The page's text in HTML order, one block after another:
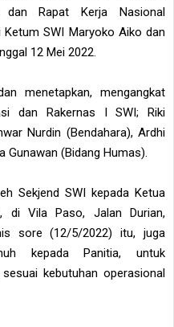
dan Rapat Kerja Nasional
SWI Maryoko Aiko dan
12 Mei 2022.
menetapkan, mengangkat
dan Rakernas I SWI; Riki
Nurdin (Bendahara), Ardhi
Gunawan (Bidang Humas).
Sekjend SWI kepada Ketua
di Vila Paso, Jalan Durian,
sore (12/5/2022) itu, juga
kepada Panitia, untuk
kebutuhan operasional